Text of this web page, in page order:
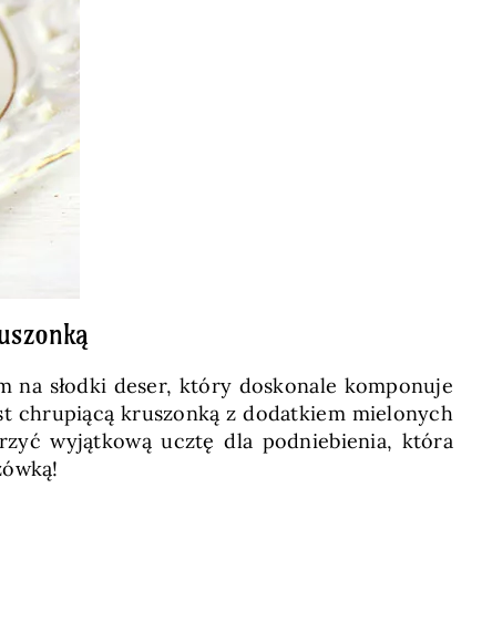
na słodki deser, który doskonale komponuje
chrupiącą kruszonką z dodatkiem mielonych
wyjątkową ucztę dla podniebienia, która